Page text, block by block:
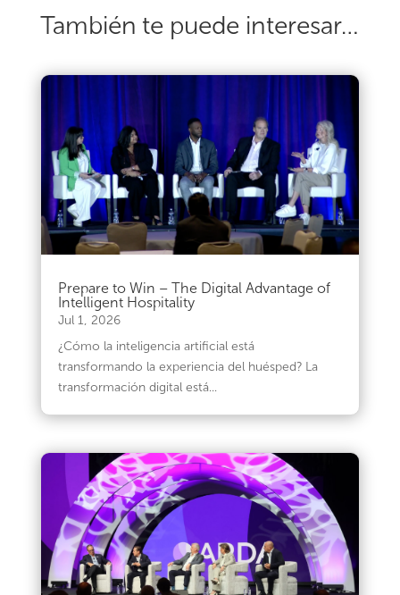
También te puede interesar…
Prepare to Win – The Digital Advantage of
Intelligent Hospitality
Jul 1, 2026
¿Cómo la inteligencia artificial está
transformando la experiencia del huésped? La
transformación digital está...